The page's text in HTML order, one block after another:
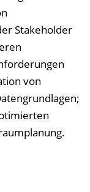
Stakeholder
von